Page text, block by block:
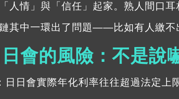
人情」與「信任」起家。熟人間口
其中一環出了問題——比如有人繳
日會的風險：不是說
：日日會實際年化利率往往超過法定上